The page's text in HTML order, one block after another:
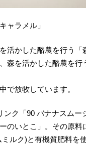
ャラメル」
かした酪農を行う「
森を活かした酪農を行
で放牧しています。
ク「90 バナナスムー
のいとこ」。その原料
ルク)と有機質肥料を